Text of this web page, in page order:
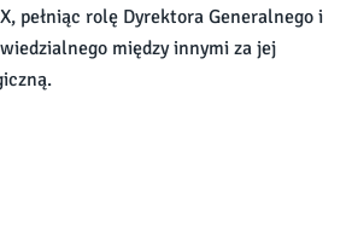
pełniąc rolę Dyrektora Generalnego i
między innymi za jej